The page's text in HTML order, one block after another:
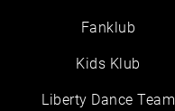
Fanklub
Kids Klub
Liberty Dance Team